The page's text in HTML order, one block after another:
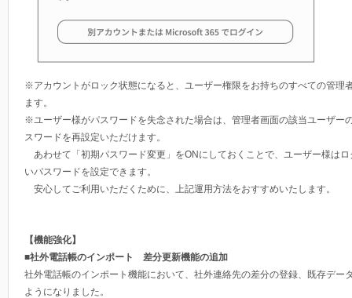
※アカウントがロック状態になると、ユーザー権限をお持ちのすべての管理
ます。
※ユーザー様がパスワードを失念された場合は、管理者画面の該当ユーザー
スワードを再設定いただけます。
あわせて「初期パスワード変更」をONにしておくことで、ユーザー様は
いパスワードを設定できます。
安心してご利用いただくために、上記運用方法をおすすめいたします。
【機能強化】
■社外電話帳のインポート 差分更新機能の追加
社外電話帳のインポート機能において、社外連絡先の差分の登録、既存デー
ようになりました。